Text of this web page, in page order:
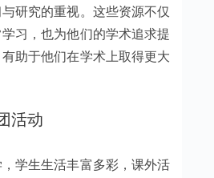
研究的重视。这些资源不仅
习，也为他们的学术追求提
助于他们在学术上取得更大
活动
学生生活丰富多彩，课外活